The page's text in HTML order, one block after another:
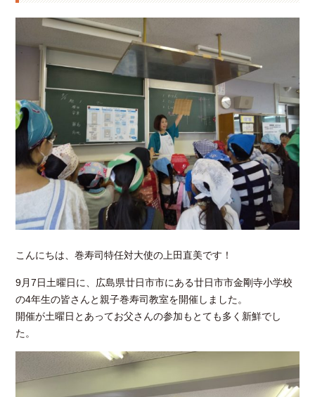
こんにちは、巻寿司特任対大使の上田直美です！
9月7日土曜日に、広島県廿日市市にある廿日市市金剛寺小学校
の4年生の皆さんと親子巻寿司教室を開催しました。
開催が土曜日とあってお父さんの参加もとても多く新鮮でし
た。